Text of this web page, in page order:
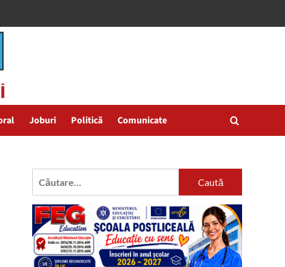
Joburi Politică Comunicate
Caută